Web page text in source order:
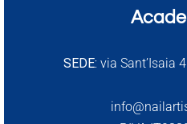
SEDE: via Sant’Isaia